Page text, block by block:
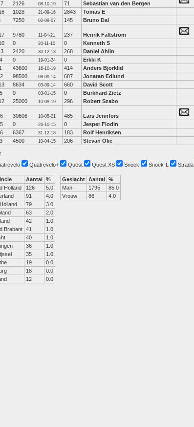
2126 08-10-19 71 Sebastian van den Bergen
1028 21-09-16 2843 Tomas E
7250 02-09-07 145 Bruno Dal
9780 11-04-21 237 Henrik Fältström
0 20-11-10 0 Kenneth S
2420 30-12-13 268 Daniel Ahlin
0 19-01-24 0 Erkki K
43600 16-10-19 414 Anders Bjorklid
98500 08-09-14 687 Jonatan Edlund
8634 03-09-14 660 David Scott
0 03-01-15 0 Burkhard Zietz
25000 10-09-19 296 Robert Szabo
30606 10-05-21 485 Lars Jennfors
0 26-10-15 0 Jesper Flodin
6367 31-12-18 183 Rolf Henriksen
4500 10-04-15 206 Stevan Olic
Quatrevelo+ Quest Quest XS Snoek Snoek-L Strada
Aantal %
Holland
126
5.0
91
4.0
79
3.0
63
2.0
42
1.0
Brabant 41
1.0
40
1.0
36
1.0
35
1.0
19
0.0
18
0.0
12 0.0
Geslacht Aantal %
Man
1795
85.0
Vrouw
86 4.0